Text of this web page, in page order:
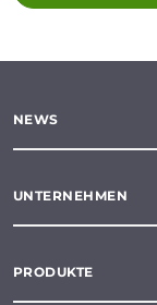
NEWS
UNTERNEHMEN
PRODUKTE